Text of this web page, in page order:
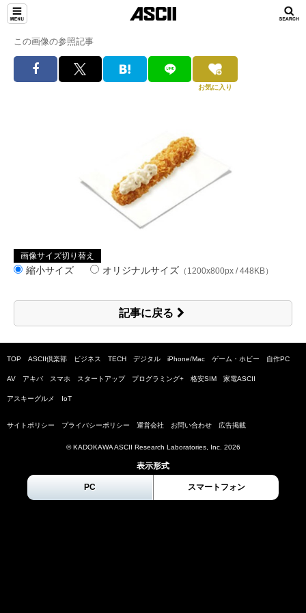
この画像の参照記事
お気に入り
画像サイズ切り替え
縮小サイズ オリジナルサイズ （1200x800px / 448KB）
記事に戻る
TOP ASCII倶楽部 ビジネス TECH デジタル iPhone/Mac ゲーム・ホビー 自作PC
AV アキバ スマホ スタートアップ プログラミング+ 格安SIM 家電ASCII
アスキーグルメ IoT
サイトポリシー プライバシーポリシー 運営会社 お問い合わせ 広告掲載
© KADOKAWA ASCII Research Laboratories, Inc. 2026
表示形式
PC スマートフォン